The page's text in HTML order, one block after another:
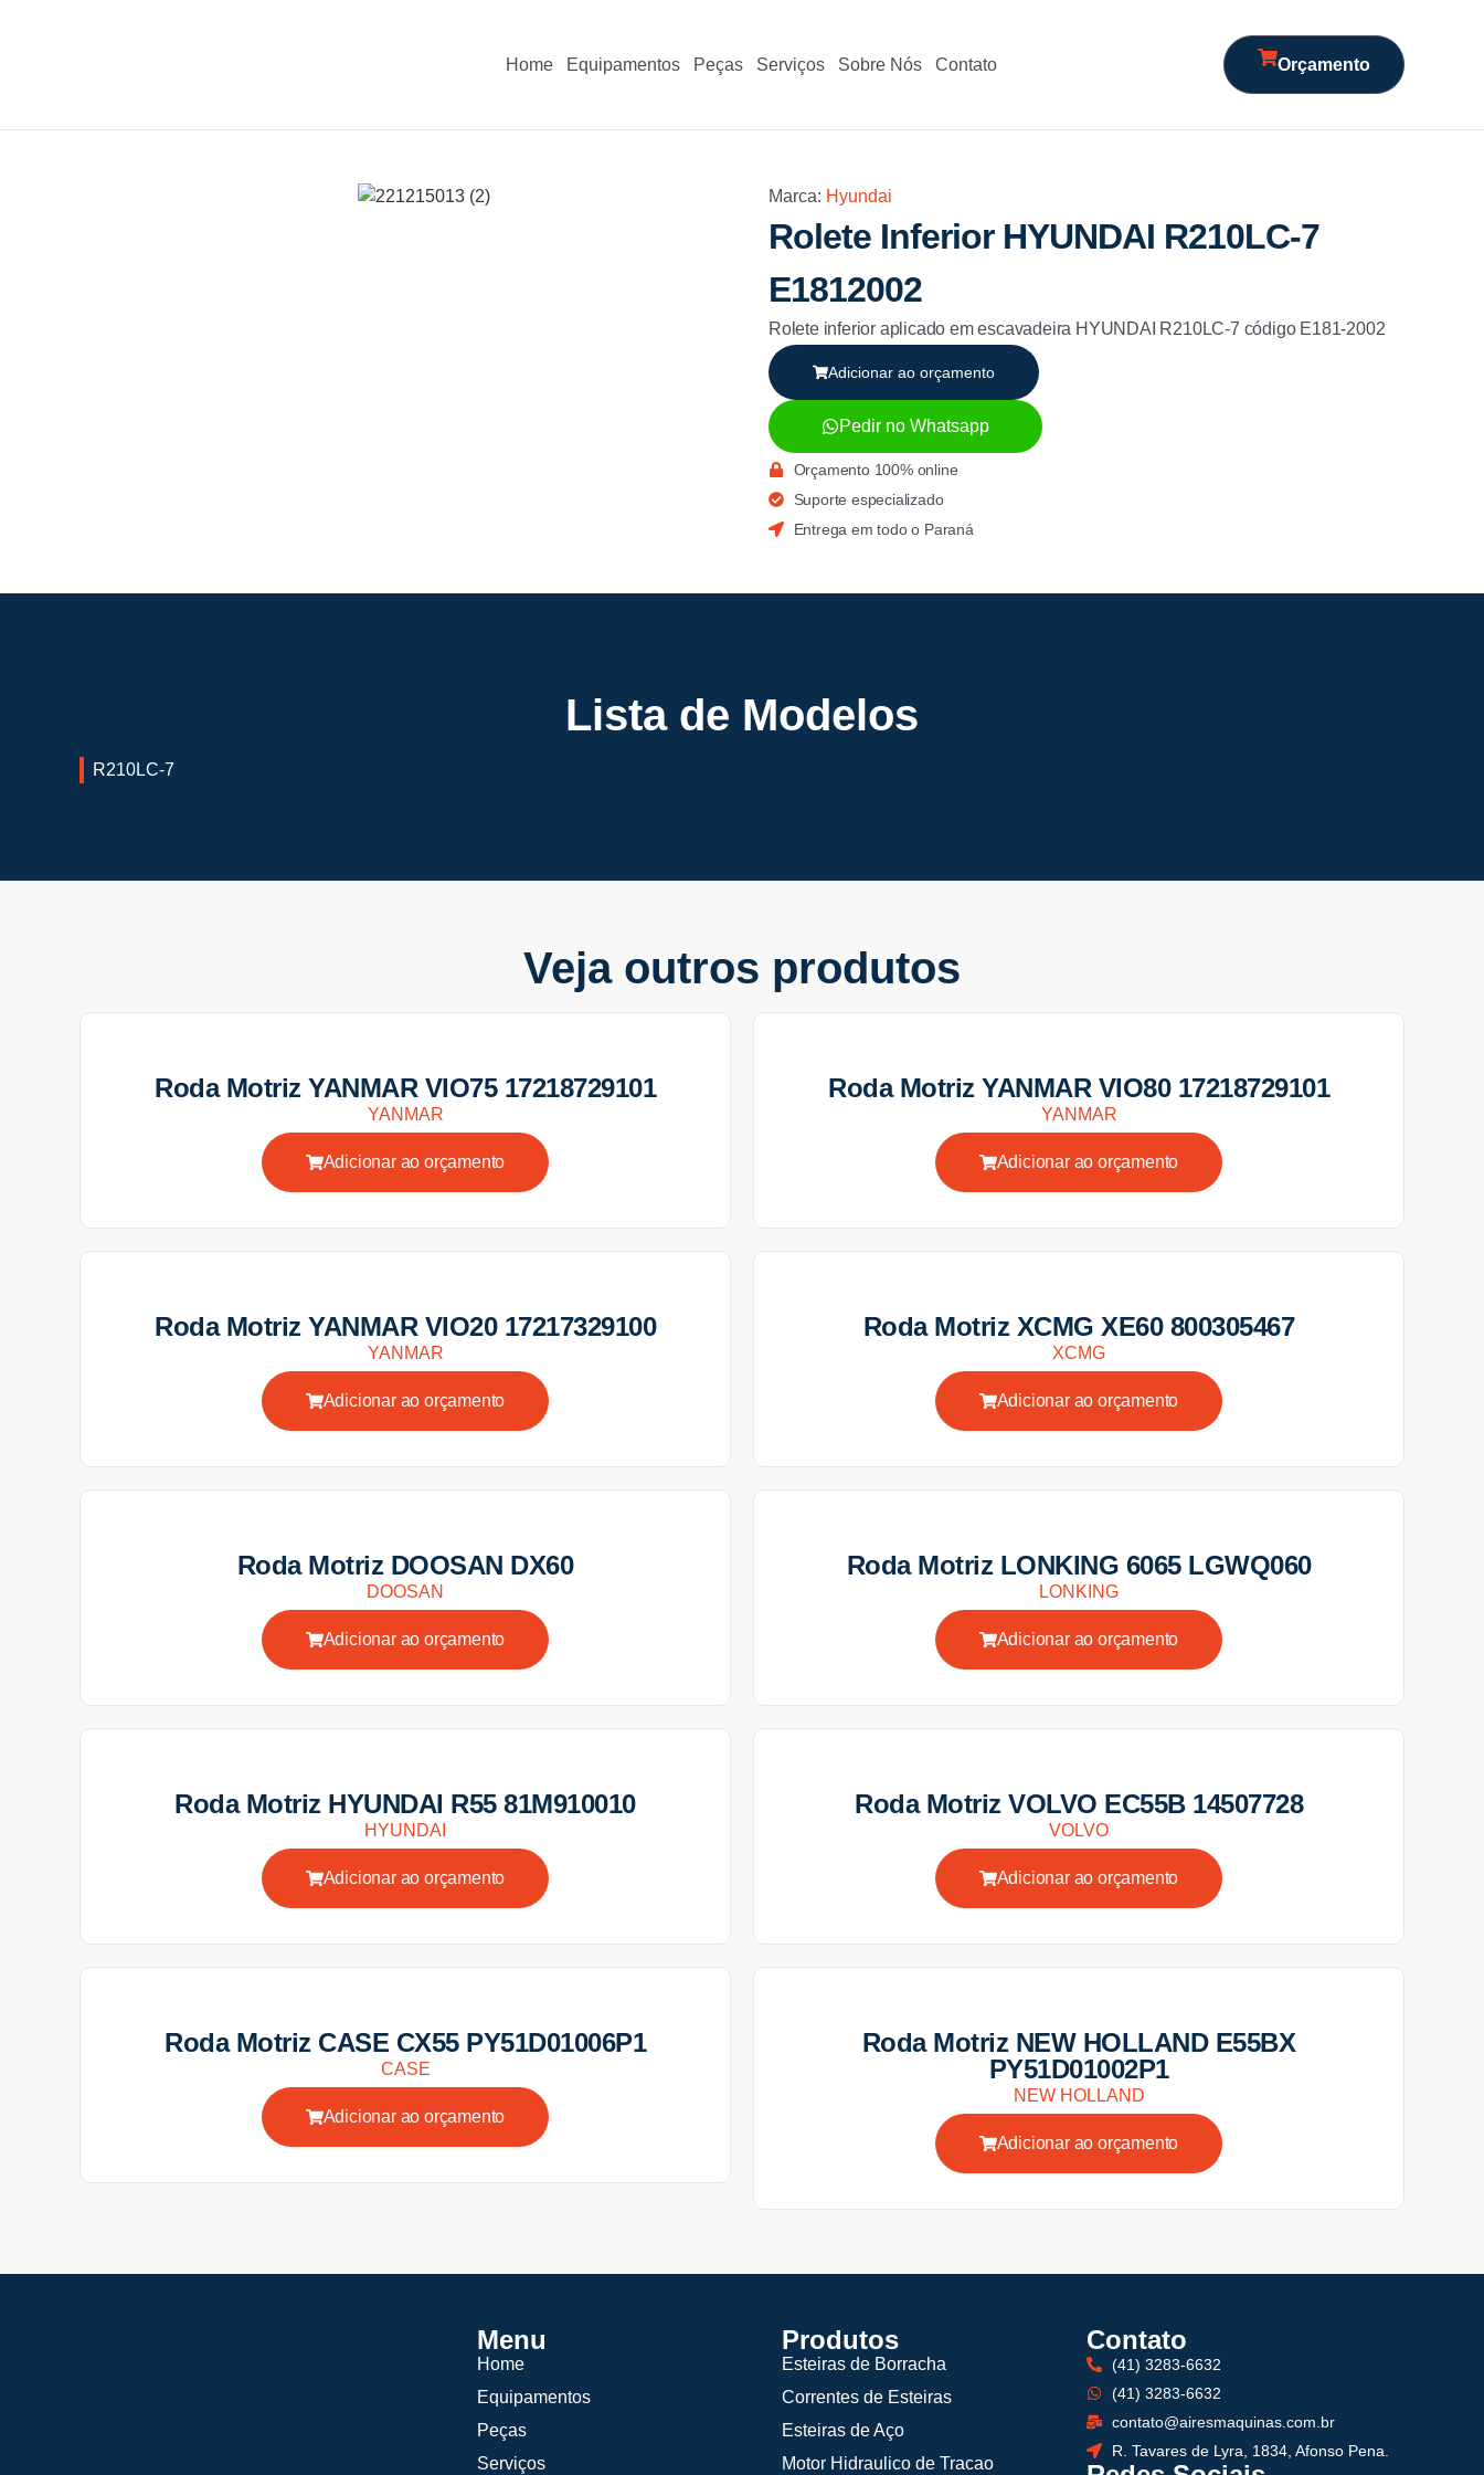
Home Equipamentos Peças Serviços Sobre Nós Contato Orçamento
Marca: Hyundai
Rolete Inferior HYUNDAI R210LC-7
E1812002
Rolete inferior aplicado em escavadeira HYUNDAI R210LC-7 código E181-2002
Adicionar ao orçamento
Pedir no Whatsapp
Orçamento 100% online
Suporte especializado
Entrega em todo o Paraná
Lista de Modelos
R210LC-7
Veja outros produtos
Roda Motriz YANMAR VIO75 17218729101
YANMAR
Adicionar ao orçamento
Roda Motriz YANMAR VIO80 17218729101
YANMAR
Adicionar ao orçamento
Roda Motriz YANMAR VIO20 17217329100
YANMAR
Adicionar ao orçamento
Roda Motriz XCMG XE60 800305467
XCMG
Adicionar ao orçamento
Roda Motriz DOOSAN DX60
DOOSAN
Adicionar ao orçamento
Roda Motriz LONKING 6065 LGWQ060
LONKING
Adicionar ao orçamento
Roda Motriz HYUNDAI R55 81M910010
HYUNDAI
Adicionar ao orçamento
Roda Motriz VOLVO EC55B 14507728
VOLVO
Adicionar ao orçamento
Roda Motriz CASE CX55 PY51D01006P1
CASE
Adicionar ao orçamento
Roda Motriz NEW HOLLAND E55BX
PY51D01002P1
NEW HOLLAND
Adicionar ao orçamento
Menu
Home
Equipamentos
Peças
Serviços
Produtos
Esteiras de Borracha
Correntes de Esteiras
Esteiras de Aço
Motor Hidraulico de Tracao
Contato
(41) 3283-6632
(41) 3283-6632
contato@airesmaquinas.com.br
R. Tavares de Lyra, 1834, Afonso Pena.